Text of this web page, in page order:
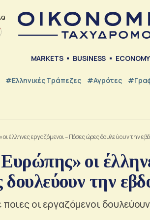
MARKETS BUSINESS ECONOMY
#ελληνικές Τράπεζες #Αγρότες
έλληνες εργαζόμενοι – Πόσες ώρες δουλεύουν την
οι
δουλεύουν την
οι εργαζόμενοι